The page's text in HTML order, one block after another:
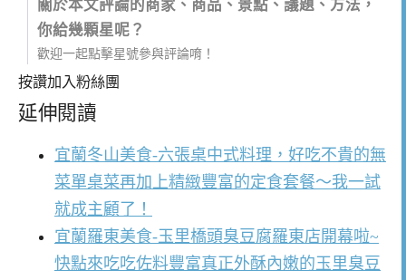
關於本文評論的商家、商品、景點、議題、方法，
你給幾顆星呢？
歡迎一起點擊星號參與評論唷！
按讚加入粉絲團
延伸閱讀
宜蘭冬山美食-六張桌中式料理，好吃不貴的無
菜單桌菜再加上精緻豐富的定食套餐～我一試
就成主顧了！
宜蘭羅東美食-玉里橋頭臭豆腐羅東店開幕啦~
快點來吃吃佐料豐富真正外酥內嫩的玉里臭豆